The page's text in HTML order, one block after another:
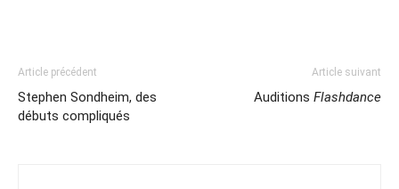
Article précédent
Stephen Sondheim, des
débuts compliqués
Article suivant
Auditions Flashdance